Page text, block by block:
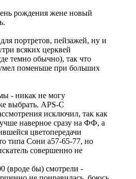
рождения жене новый
портретов, пейзажей, ну и
всяких церквей
темно обычно), так что
поменьше при больших
- никак не могу
выбрать. APS-C
исключил, так как
наверное сразу на ФФ, а
цветопередачи
типа Сони а57-65-77, но
совершенно не
(вроде бы) смотрели -